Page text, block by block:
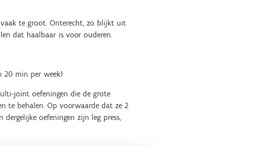
te groot. Onterecht, zo blijkt uit
dat haalbaar is voor ouderen.
20 min per week)
joint oefeningen die de grote
te behalen. Op voorwaarde dat ze 2
oefeningen zijn leg press,